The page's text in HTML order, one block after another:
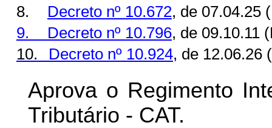
8.
Decreto nº 10.672, de 07.04.25
9.
Decreto nº 10.796, de 09.10.11
10.
Decreto nº 10.924, de 12.06.26
Aprova o Regimento
Tributário - CAT.